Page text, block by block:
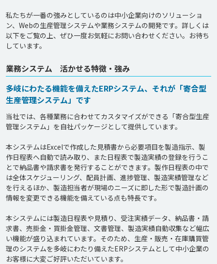
私たちが一番の強みとしているのは中小企業向けのソリューショ
ン、Webの生産管理システムや業務システムの開発です。詳しくは
以下をご覧の上、ぜひ一度お気軽にお問い合わせください。お待ち
しています。
業務システム 活かせる特徴・強み
多岐にわたる機能を備えたERPシステム、それが「寄合型
生産管理システム」です
当社では、各種業務に合わせてカスタマイズができる「寄合型生産
管理システム」を自社パッケージとして提供しています。
本システムはExcelで作成した見積書から必要項目を製造指示、製
作日程表へ自動で読み取り、また日程表で製造実績の登録を行うこ
とで納品書や請求書を発行することができます。製作日程表の中で
は全体スケジューリング、配員計画、進捗管理、製造実績管理など
を行えるほか、製造担当者が現場のニーズに即した形で製造計画の
情報を変更できる機能を備えている点も特長です。
本システムには製造日程表や見積り、受注実績データ、納品書・請
求書、売掛金・買掛金管理、文書管理、製造実績自動収集など幅広
い機能が盛り込まれています。そのため、生産・販売・在庫購買管
理のシステムを多岐にわたり備えたERPシステムとして中小企業の
お客様に大変ご好評いただいています。